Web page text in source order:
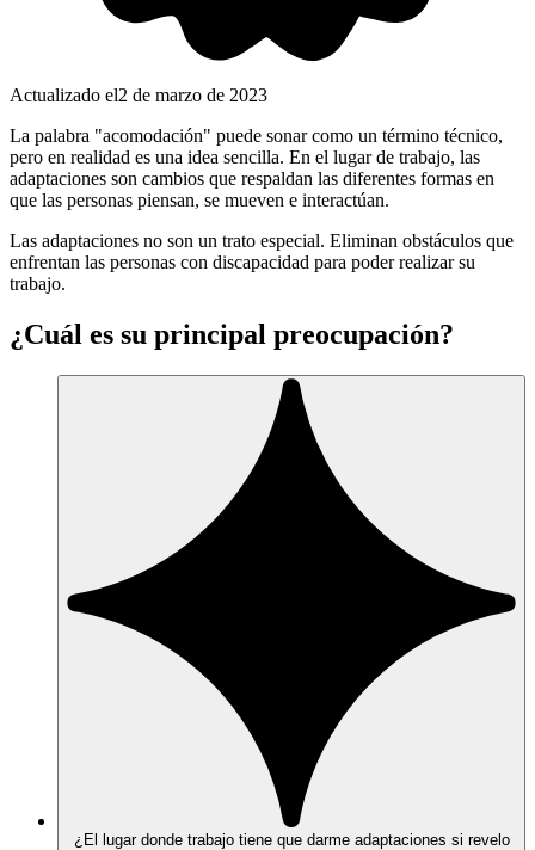
Actualizado el2 de marzo de 2023
La palabra "acomodación" puede sonar como un término técnico,
pero en realidad es una idea sencilla. En el lugar de trabajo, las
adaptaciones son cambios que respaldan las diferentes formas en
que las personas piensan, se mueven e interactúan.
Las adaptaciones no son un trato especial. Eliminan obstáculos que
enfrentan las personas con discapacidad para poder realizar su
trabajo.
¿Cuál es su principal preocupación?
¿El lugar donde trabajo tiene que darme adaptaciones si revelo